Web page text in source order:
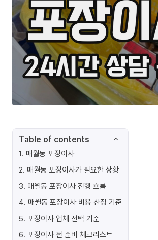
Table of contents
1. 매월동 포장이사
2. 매월동 포장이사가 필요한 상황
3. 매월동 포장이사 진행 흐름
4. 매월동 포장이사 비용 산정 기준
5. 포장이사 업체 선택 기준
6. 포장이사 전 준비 체크리스트